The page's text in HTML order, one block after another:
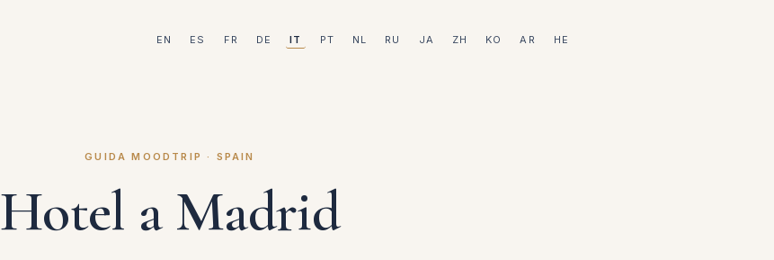
EN ES FR DE IT PT NL RU JA ZH KO AR HE
GUIDA MOODTRIP · SPAIN
Hotel a Madrid